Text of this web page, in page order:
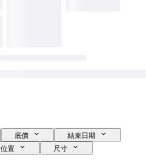
底價
結束日期
位置
尺寸